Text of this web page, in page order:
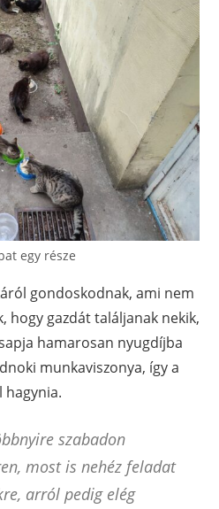
egy része
gondoskodnak, ami nem
hogy gazdát találjanak nekik,
hamarosan nyugdíjba
munkaviszonya, így a
hagynia.
szabadon
most is nehéz feladat
arról pedig elég